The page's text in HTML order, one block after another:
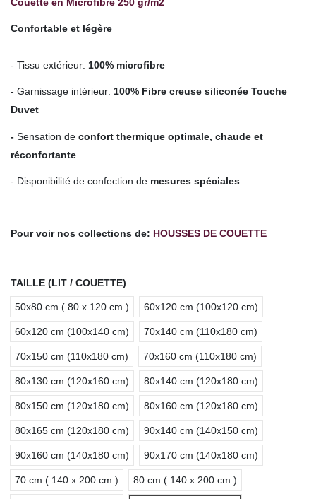
Confortable et légère
- Tissu extérieur: 100% microfibre
- Garnissage intérieur: 100% Fibre creuse siliconée Touche
Duvet
- Sensation de confort thermique optimale, chaude et
réconfortante
- Disponibilité de confection de mesures spéciales
Pour voir nos collections de: HOUSSES DE COUETTE
TAILLE (LIT / COUETTE)
50x80 cm ( 80 x 120 cm ) 60x120 cm (100x120 cm)
60x120 cm (100x140 cm) 70x140 cm (110x180 cm)
70x150 cm (110x180 cm) 70x160 cm (110x180 cm)
80x130 cm (120x160 cm) 80x140 cm (120x180 cm)
80x150 cm (120x180 cm) 80x160 cm (120x180 cm)
80x165 cm (120x180 cm) 90x140 cm (140x150 cm)
90x160 cm (140x180 cm) 90x170 cm (140x180 cm)
70 cm ( 140 x 200 cm ) 80 cm ( 140 x 200 cm )